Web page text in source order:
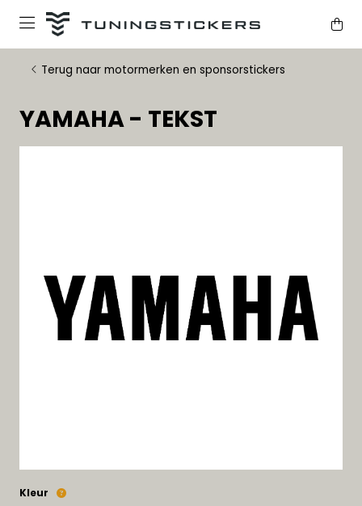
Terug naar motormerken en sponsorstickers
YAMAHA - TEKST
Kleur